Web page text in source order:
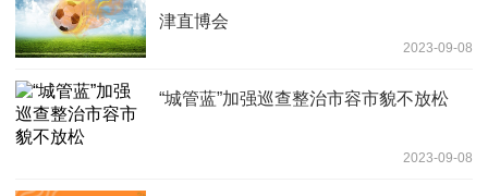
津直博会
2023-09-08
“城管蓝”加强巡查整治市容市貌不放松
2023-09-08